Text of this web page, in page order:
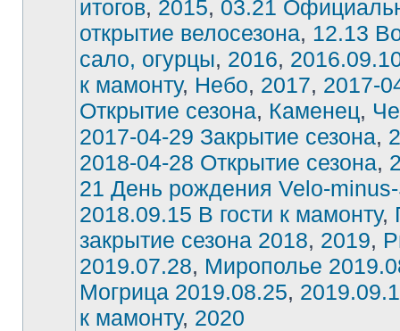
итогов, 2015, 03.21
открытие велосезона, 12.13
сало, огурцы, 2016,
к мамонту, Небо, 2017, 2017-
Открытие сезона, Каменец,
2017-04-29 Закрытие сезона,
2018-04-28 Открытие сезона,
21 День рождения Velo-
2018.09.15 В гости к мамонту,
закрытие сезона 2018, 2019,
2019.07.28, Мирополье
Могрица 2019.08.25,
к мамонту, 2020